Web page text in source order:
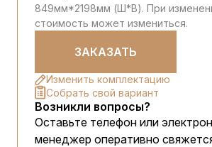
849мм*2198мм (Ш*В). При
стоимость может измениться.
ЗАКАЗАТЬ
Изменить комплектацию
Собрать свой вариант
Возникли вопросы?
Оставьте телефон или
менеджер оперативно